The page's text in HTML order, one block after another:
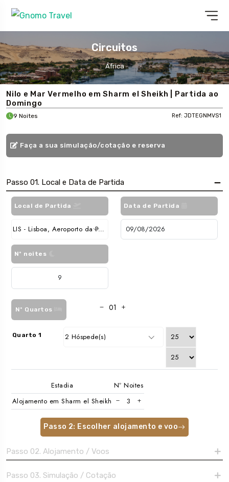
Circuitos
África
Nilo e Mar Vermelho em Sharm el Sheikh | Partida ao
Domingo
9 Noites Ref: JDTEGNMVS1
Faça a sua simulação/cotação e reserva
Passo 01. Local e Data de Partida
Local de Partida
LIS - Lisboa, Aeroporto da Portela
Data de Partida
Nº noites
Nº Quartos
Quarto 1 2 Hóspede(s)
Estadia
Nº Noites
Alojamento em Sharm el Sheikh
Passo 2: Escolher alojamento e voo
Passo 02. Alojamento / Voos
Passo 03. Simulação / Cotação